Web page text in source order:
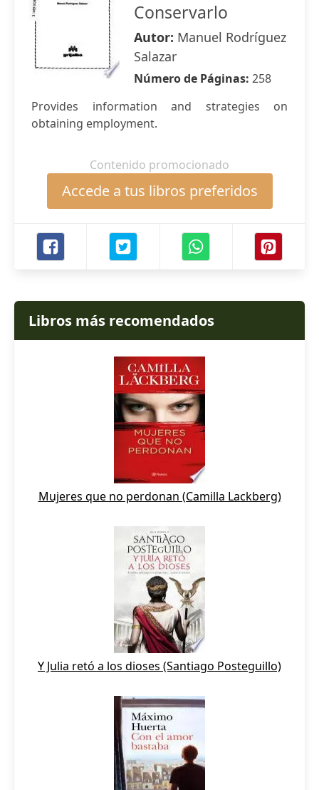
Conservarlo
Autor: Manuel Rodríguez
Salazar
Número de Páginas: 258
Provides information and strategies on
obtaining employment.
Contenido promocionado
Accede a tus libros preferidos
Libros más recomendados
Mujeres que no perdonan (Camilla Lackberg)
Y Julia retó a los dioses (Santiago Posteguillo)